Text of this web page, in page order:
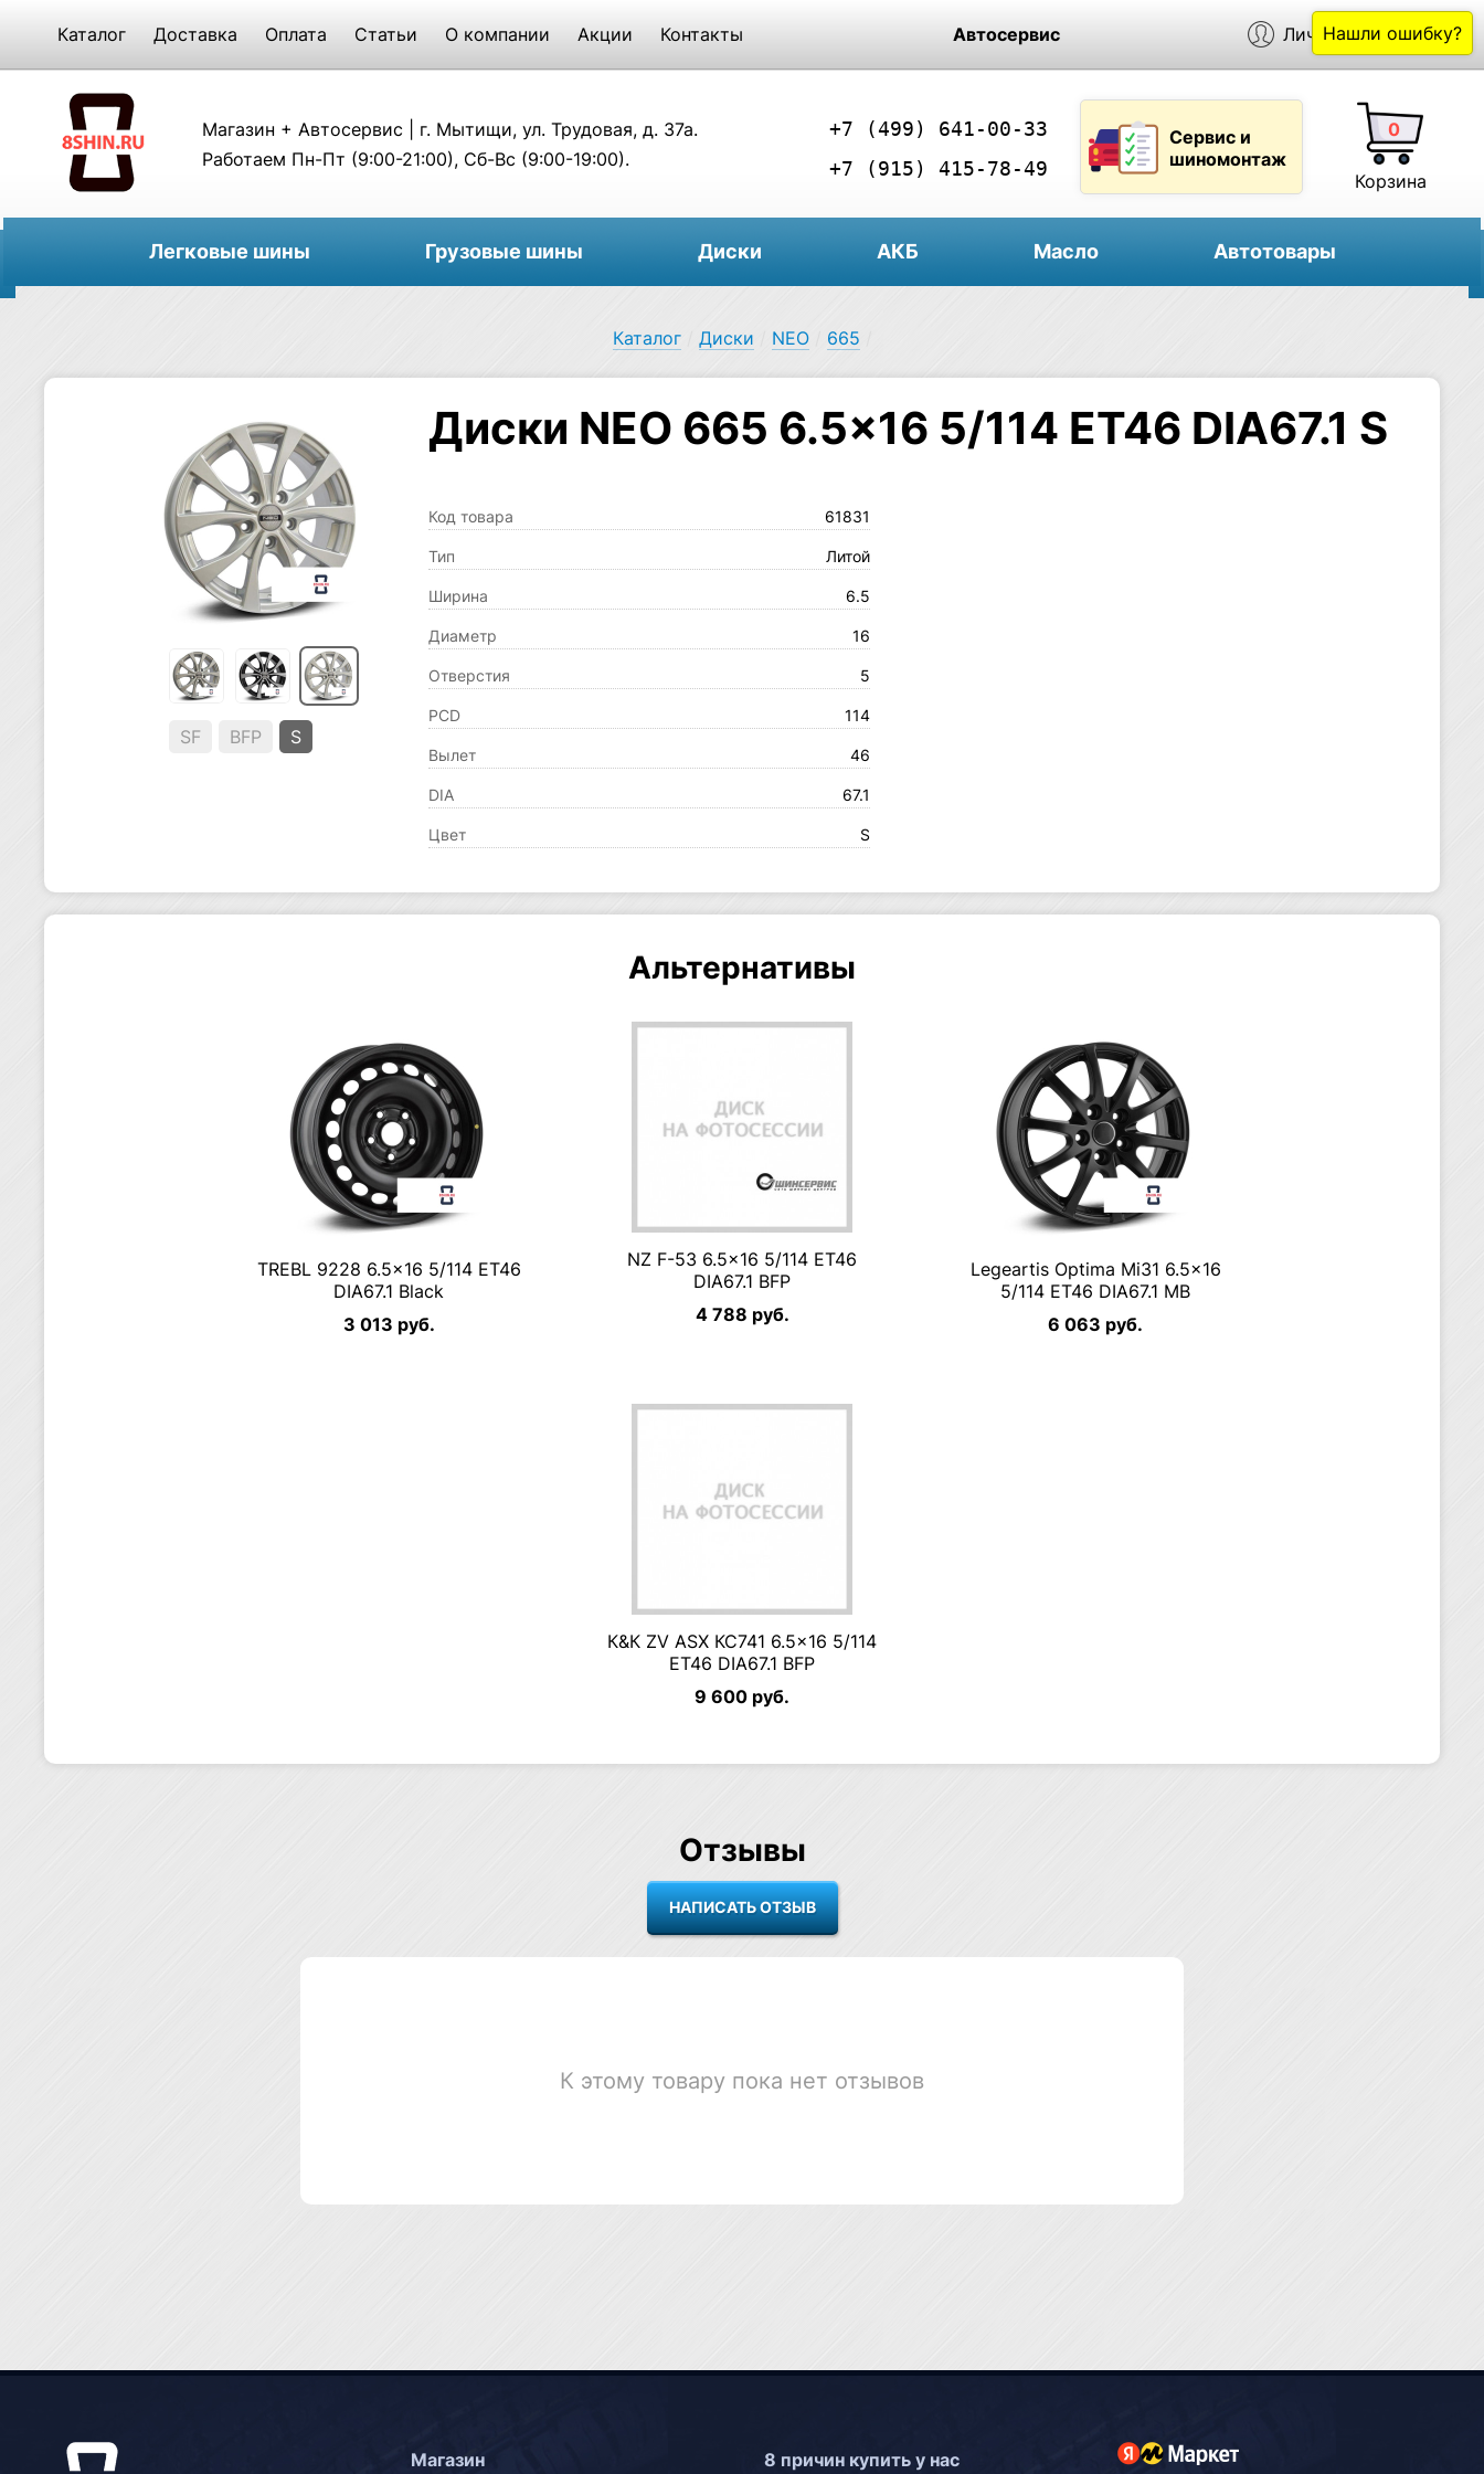
Каталог Доставка Оплата Статьи О компании Акции Контакты Автосервис Личный кабинет
Магазин + Автосервис | г. Мытищи, ул. Трудовая, д. 37а.
Работаем Пн-Пт (9:00-21:00), Сб-Вс (9:00-19:00).
+7 (499) 641-00-33
+7 (915) 415-78-49
Сервис и
шиномонтаж
0
Корзина
Легковые шины Грузовые шины Диски АКБ Масло Автотовары
Каталог/ Диски NEO/ 665
SF BFP S
Диски NEO 665 6.5×16 5/114 ET46 DIA67.1 S
Код товара 61831
Тип Литой
Ширина 6.5
Диаметр 16
Отверстия 5
PCD 114
Вылет 46
DIA 67.1
Цвет S
Альтернативы
TREBL 9228 6.5×16 5/114 ET46
DIA67.1 Black
3 013 руб.
NZ F-53 6.5×16 5/114 ET46
DIA67.1 BFP
4 788 руб.
Legeartis Optima Mi31 6.5×16
5/114 ET46 DIA67.1 MB
6 063 руб.
К&К ZV ASX КС741 6.5×16 5/114
ET46 DIA67.1 BFP
9 600 руб.
Отзывы
К этому товару пока нет отзывов
Магазин 8 причин купить у нас
Нашли ошибку?